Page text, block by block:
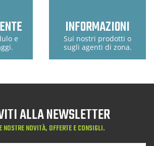
e
INFORMAZIONI
Sui nostri prodotti o
sugli agenti di zona.
ALLA NEWSLETTER
NOSTRE NOVITÀ, OFFERTE E CONSIGLI.